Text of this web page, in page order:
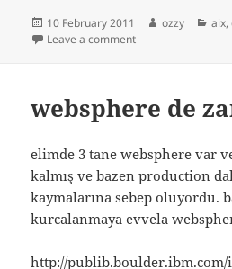
Posted
on
10 February 2011 Author
ozzy aix,
Leave a commenton aix sendmail
websphere de
elimde 3 tane websphere var
kalmış ve bazen production
kaymalarına sebep oluyordu.
kurcalanmaya evvela
http://